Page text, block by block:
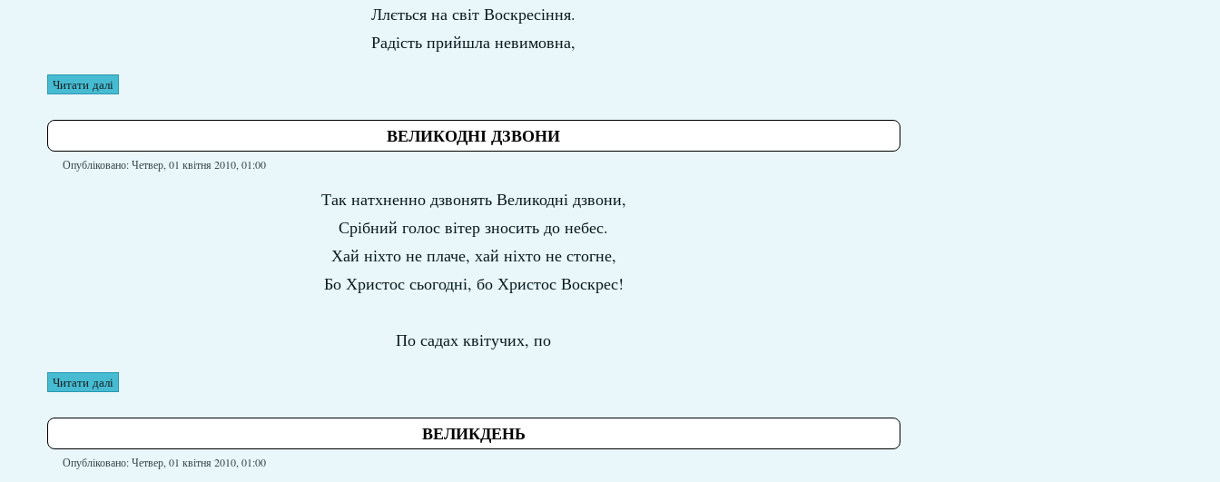
Ллється на світ Воскресіння.
Радість прийшла невимовна,
Читати далі
ВЕЛИКОДНІ ДЗВОНИ
Опубліковано: Четвер, 01 квітня 2010, 01:00
Так натхненно дзвонять Великодні дзвони,
Срібний голос вітер зносить до небес.
Хай ніхто не плаче, хай ніхто не стогне,
Бо Христос сьогодні, бо Христос Воскрес!
По садах квітучих, по
Читати далі
ВЕЛИКДЕНЬ
Опубліковано: Четвер, 01 квітня 2010, 01:00